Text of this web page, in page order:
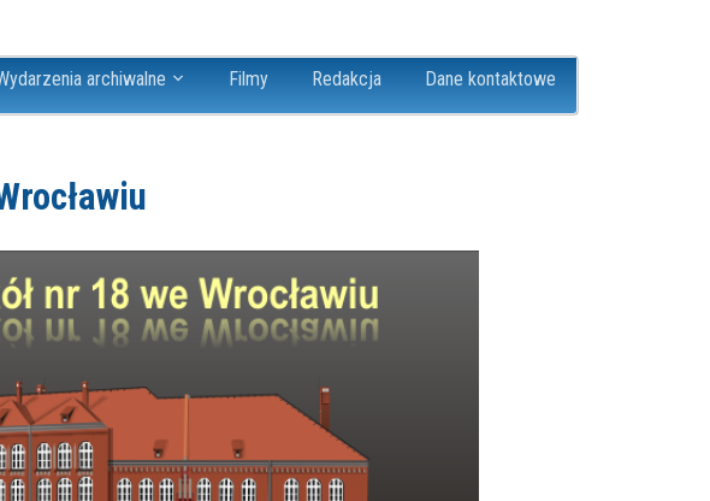
archiwalne Filmy Redakcja Dane kontaktowe